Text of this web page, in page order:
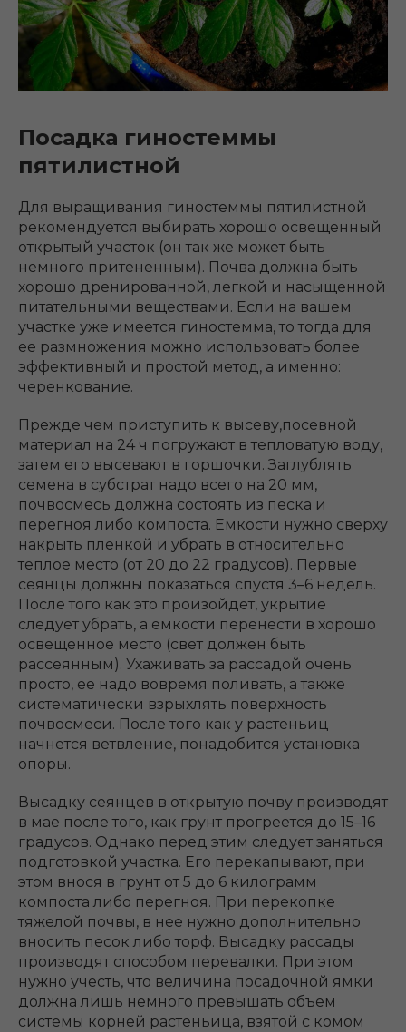
Посадка гиностеммы
пятилистной
Для выращивания гиностеммы пятилистной
рекомендуется выбирать хорошо освещенный
открытый участок (он так же может быть
немного притененным). Почва должна быть
хорошо дренированной, легкой и насыщенной
питательными веществами. Если на вашем
участке уже имеется гиностемма, то тогда для
ее размножения можно использовать более
эффективный и простой метод, а именно:
черенкование.
Прежде чем приступить к высеву,посевной
материал на 24 ч погружают в тепловатую воду,
затем его высевают в горшочки. Заглублять
семена в субстрат надо всего на 20 мм,
почвосмесь должна состоять из песка и
перегноя либо компоста. Емкости нужно сверху
накрыть пленкой и убрать в относительно
теплое место (от 20 до 22 градусов). Первые
сеянцы должны показаться спустя 3–6 недель.
После того как это произойдет, укрытие
следует убрать, а емкости перенести в хорошо
освещенное место (свет должен быть
рассеянным). Ухаживать за рассадой очень
просто, ее надо вовремя поливать, а также
систематически взрыхлять поверхность
почвосмеси. После того как у растеньиц
начнется ветвление, понадобится установка
опоры.
Высадку сеянцев в открытую почву производят
в мае после того, как грунт прогреется до 15–16
градусов. Однако перед этим следует заняться
подготовкой участка. Его перекапывают, при
этом внося в грунт от 5 до 6 килограмм
компоста либо перегноя. При перекопке
тяжелой почвы, в нее нужно дополнительно
вносить песок либо торф. Высадку рассады
производят способом перевалки. При этом
нужно учесть, что величина посадочной ямки
должна лишь немного превышать объем
системы корней растеньица, взятой с комом